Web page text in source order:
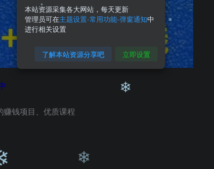
钱项目、优质课程
本站资源采集各大网站，每天更新
管理员可在主题设置-常用功能-弹窗通知中
进行相关设置
了解本站资源分享吧 立即设置 ❄
❄
❄